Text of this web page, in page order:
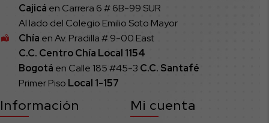
Cajicá en Carrera 6 # 6B-99 SUR
Al lado del Colegio Emilio Soto Mayor
Chía en Av. Pradilla # 9-00 East
C.C. Centro Chía Local 1154
Bogotá en Calle 185 #45-3 C.C. Santafé
Primer Piso Local 1-157
Información Mi cuenta